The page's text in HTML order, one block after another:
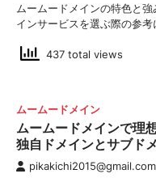
ムームードメインの特色と
インサービスを選ぶ際の参考
437 total views
ムームードメイン
ムームードメインで理
独自ドメインとサブド
pikakichi2015@gmail.com